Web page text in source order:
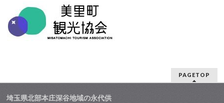
PAGETOP
埼玉県北部本庄深谷地域の永代供